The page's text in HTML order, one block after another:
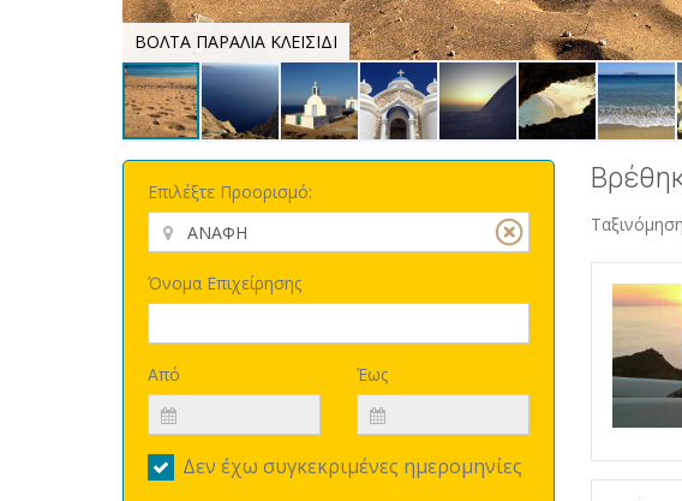
ΒΟΛΤΑ ΠΑΡΑΛΙΑ ΚΛΕΙΣΙΔΙ
Επιλέξτε Προορισμό:
Όνομα Επιχείρησης
Από Έως
Δεν έχω συγκεκριμένες ημερομηνίες